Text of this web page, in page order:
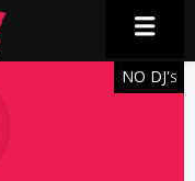
NO DJ'S